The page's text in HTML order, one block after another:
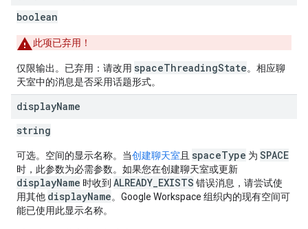
boolean
此项已弃用！
仅限输出。已弃用：请改用 spaceThreadingState。相应聊
天室中的消息是否采用话题形式。
displayName
string
可选。空间的显示名称。当创建聊天室 且 spaceType 为 SPACE
时，此参数为必需参数。如果您在创建聊天室或更新
displayName 时收到 ALREADY_EXISTS 错误消息，请尝试使
用其他 displayName。Google Workspace 组织内的现有空间可
能已使用此显示名称。